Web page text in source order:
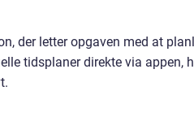
der letter opgaven med at
tidsplaner direkte via appen,